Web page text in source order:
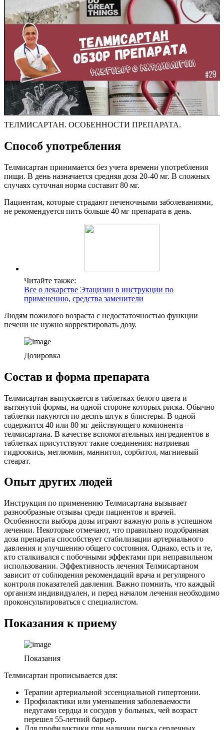
ТЕЛМИСАРТАН. ОСОБЕННОСТИ ПРЕПАРАТА.
Способ употребления
Телмисартан принимается без учета времени употребления
пищи. В день назначается средняя доза 20-40 мг. В сложных
случаях суточная норма составит 80 мг.
Пациентам, которые страдают печеночными заболеваниями,
не рекомендуется пить больше 40 мг препарата в день.
Читайте также:
Все о лекарстве Этацизин в инструкции по
применению, средства заменители
Людям пожилого возраста с недостаточностью функции
печени не нужно корректировать дозу.
Дозировка
Состав и форма препарата
Телмисартан выпускается в таблетках белого цвета и
вытянутой формы, на одной стороне которых риска. Обычно
таблетки пакуются по десять штук в блистеры. В одной
содержится 40 или 80 мг действующего компонента –
телмисартана. В качестве вспомогательных ингредиентов в
таблетках присутствуют такие соединения: натриевая
гидроокись, меглюмин, маннитол, сорбитол, магниевый
стеарат.
Опыт других людей
Инструкция по применению Телмисартана вызывает
разнообразные отзывы среди пациентов и врачей.
Особенности выбора дозы играют важную роль в успешном
лечении. Некоторые отмечают, что правильно подобранная
доза препарата способствует стабилизации артериального
давления и улучшению общего состояния. Однако, есть и те,
кто сталкивался с побочными эффектами при неправильном
использовании. Эффективность лечения Телмисартаном
зависит от соблюдения рекомендаций врача и регулярного
контроля показателей давления. Важно помнить, что каждый
организм индивидуален, и перед началом лечения необходимо
проконсультироваться с специалистом.
Показания к приему
Показания
Телмисартан прописывается для:
Терапии артериальной эссенциальной гипертонии.
Профилактики или уменьшения заболеваемости
недугами сердца и сосудов у больных, чей возраст
перешел 55-летний барьер.